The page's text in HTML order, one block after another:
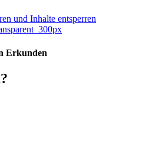
und Inhalte entsperren
Erkunden